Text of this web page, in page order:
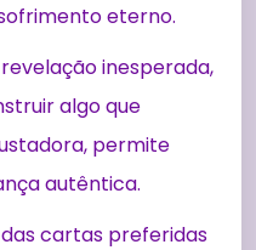
eterno.
inesperada,
algo que
permite
autêntica.
cartas preferidas